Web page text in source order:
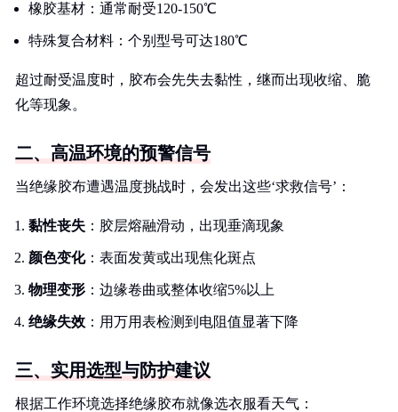
橡胶基材：通常耐受120-150℃
特殊复合材料：个别型号可达180℃
超过耐受温度时，胶布会先失去黏性，继而出现收缩、脆
化等现象。
二、高温环境的预警信号
当绝缘胶布遭遇温度挑战时，会发出这些‘求救信号’：
黏性丧失 ：胶层熔融滑动，出现垂滴现象
颜色变化：表面发黄或出现焦化斑点
物理变形 ：边缘卷曲或整体收缩5%以上
绝缘失效 ：用万用表检测到电阻值显著下降
三、实用选型与防护建议
根据工作环境选择绝缘胶布就像选衣服看天气：